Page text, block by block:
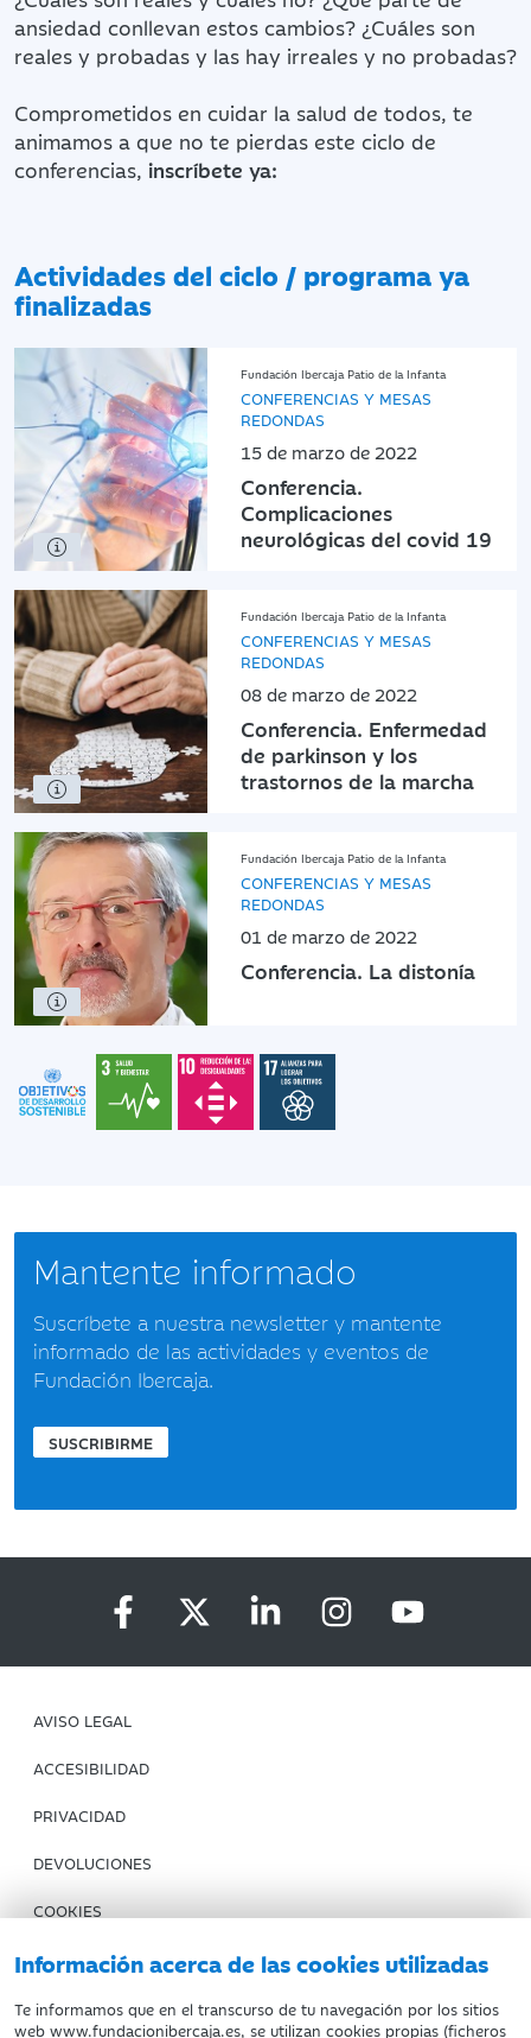
Información acerca de las cookies utilizadas
Te informamos que en el transcurso de tu navegación por los sitios
web www.fundacionibercaja.es, se utilizan cookies propias (ficheros
ansiedad conllevan estos cambios? ¿Cuáles son
reales y probadas y las hay irreales y no probadas?
Comprometidos en cuidar la salud de todos, te
animamos a que no te pierdas este ciclo de
conferencias, inscríbete ya:
Actividades del ciclo / programa ya
finalizadas
Fundación Ibercaja Patio de la Infanta
CONFERENCIAS Y MESAS
REDONDAS
15 de marzo de 2022
Conferencia.
Complicaciones
neurológicas del covid 19
Fundación Ibercaja Patio de la Infanta
CONFERENCIAS Y MESAS
REDONDAS
08 de marzo de 2022
Conferencia. Enfermedad
de parkinson y los
trastornos de la marcha
Fundación Ibercaja Patio de la Infanta
CONFERENCIAS Y MESAS
REDONDAS
01 de marzo de 2022
Conferencia. La distonía
Mantente informado
Suscríbete a nuestra newsletter y mantente
informado de las actividades y eventos de
Fundación Ibercaja.
SUSCRIBIRME
AVISO LEGAL
ACCESIBILIDAD
PRIVACIDAD
DEVOLUCIONES
COOKIES
CONDICIONES DE COMPRA
IBERCAJA BANCO